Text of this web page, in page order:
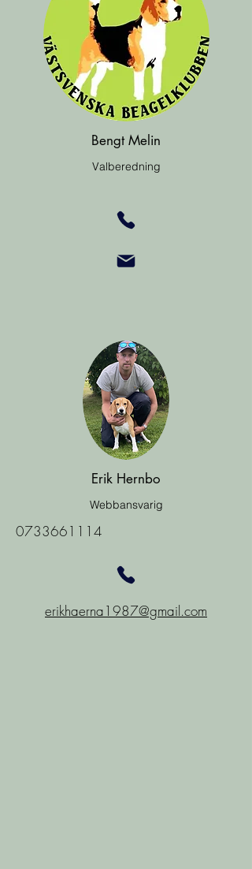
Bengt Melin
Valberedning
Erik Hernbo
Webbansvarig
0733661114
erikhaerna1987@gmail.com